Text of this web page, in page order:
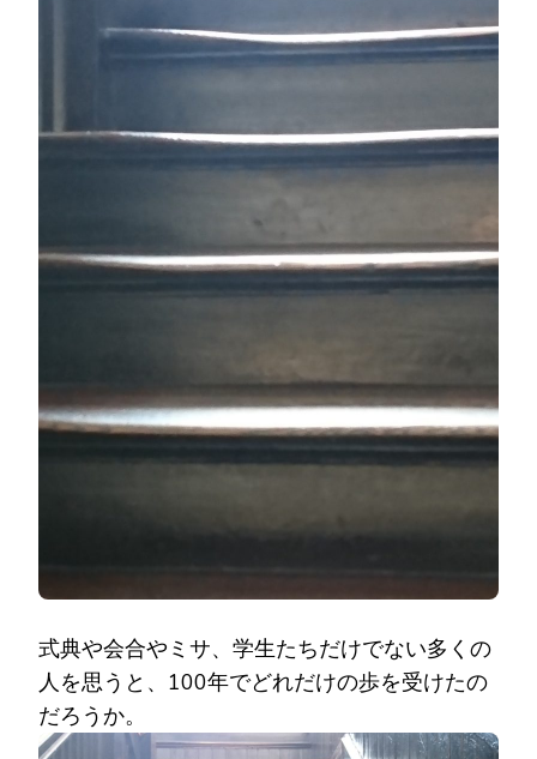
式典や会合やミサ、学生たちだけでない多くの
人を思うと、100年でどれだけの歩を受けたの
だろうか。